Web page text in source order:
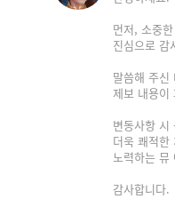
먼저, 소중
진심으로 감
말씀해 주신
제보 내용이
변동사항 시
더욱 쾌적한
노력하는 뮤
감사합니다.